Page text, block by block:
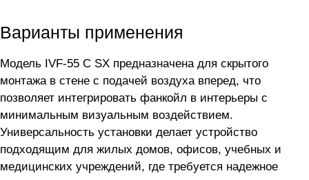
Варианты применения
Модель IVF-55 C SX предназначена для скрытого
монтажа в стене с подачей воздуха вперед, что
позволяет интегрировать фанкойл в интерьеры с
минимальным визуальным воздействием.
Универсальность установки делает устройство
подходящим для жилых домов, офисов, учебных и
медицинских учреждений, где требуется надежное